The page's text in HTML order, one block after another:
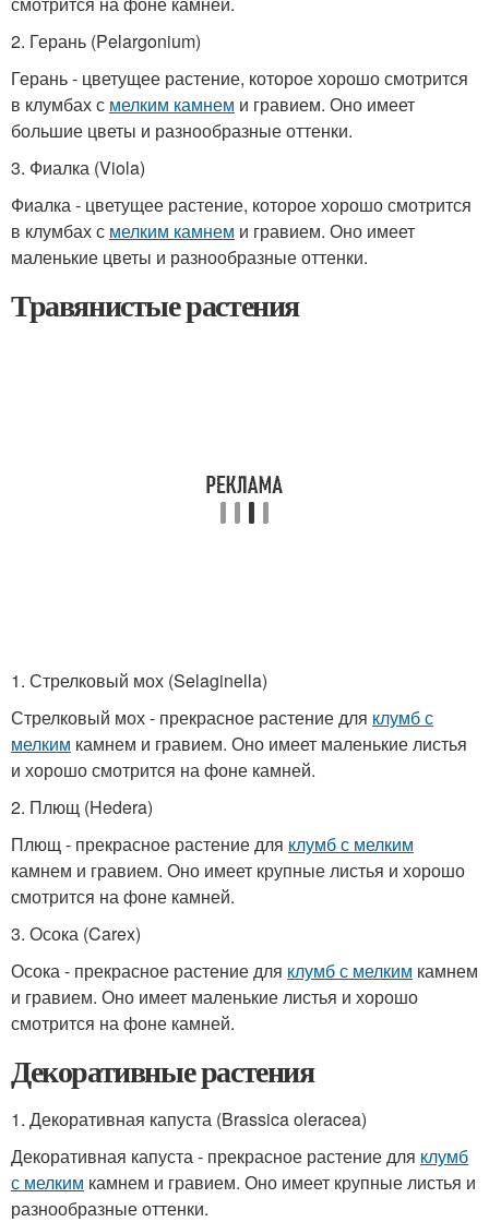
2. Герань (Pelargonium)
Герань - цветущее растение, которое хорошо смотрится
в клумбах с мелким камнем и гравием. Оно имеет
большие цветы и разнообразные оттенки.
3. Фиалка (Viola)
Фиалка - цветущее растение, которое хорошо смотрится
в клумбах с мелким камнем и гравием. Оно имеет
маленькие цветы и разнообразные оттенки.
Травянистые растения
1. Стрелковый мох (Selaginella)
Стрелковый мох - прекрасное растение для клумб с
мелким камнем и гравием. Оно имеет маленькие листья
и хорошо смотрится на фоне камней.
2. Плющ (Hedera)
Плющ - прекрасное растение для клумб с мелким
камнем и гравием. Оно имеет крупные листья и хорошо
смотрится на фоне камней.
3. Осока (Carex)
Осока - прекрасное растение для клумб с мелким камнем
и гравием. Оно имеет маленькие листья и хорошо
смотрится на фоне камней.
Декоративные растения
1. Декоративная капуста (Brassica oleracea)
Декоративная капуста - прекрасное растение для клумб
с мелким камнем и гравием. Оно имеет крупные листья и
разнообразные оттенки.